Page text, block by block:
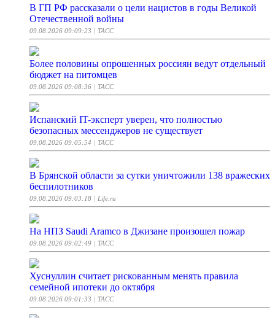
В ГП РФ рассказали о цели нацистов в годы Великой
Отечественной войны
09.08.2026 09:09:23 | ТАСС
Более половины опрошенных россиян ведут отдельный
бюджет на питомцев
09.08.2026 09:08:36 | ТАСС
Испанский IT-эксперт уверен, что полностью
безопасных мессенджеров не существует
09.08.2026 09:05:54 | ТАСС
В Брянской области за сутки уничтожили 138 вражеских
беспилотников
09.08.2026 09:03:18 | Life.ru
На НПЗ Saudi Aramco в Джизане произошел пожар
09.08.2026 09:02:49 | ТАСС
Хуснуллин считает рискованным менять правила
семейной ипотеки до октября
09.08.2026 09:01:33 | ТАСС